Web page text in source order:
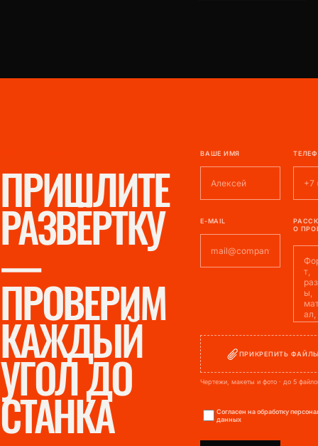
ПРИШЛИТЕ
РАЗВЁРТКУ
—
ПРОВЕРИМ
КАЖДЫЙ
УГОЛ ДО
СТАНКА
ВАШЕ ИМЯ
E-MAIL
О
ПРИКРЕПИТЬ
Чертежи, макеты и фото · до 5
Согласен на обработку
данных